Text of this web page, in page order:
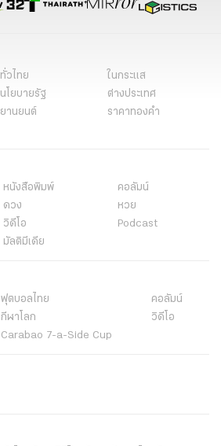
ทั่วไทย
ในกระแส
นโยบายรัฐ
ต่างประเทศ
ยานยนต์
ราคาทองคำ
หนังสือพิมพ์
คอลัมน์
ดวง
หวย
วิดีโอ
Podcast
มัลติมีเดีย
ฟุตบอลไทย
คอลัมน์
กีฬาโลก
วิดีโอ
Carabao 7-a-Side Cup